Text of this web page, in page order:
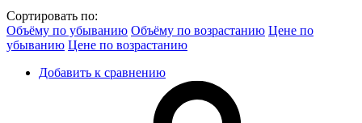
Сортировать по:
Объёму по убыванию Объёму по возрастанию Цене по
убыванию Цене по возрастанию
Добавить к сравнению